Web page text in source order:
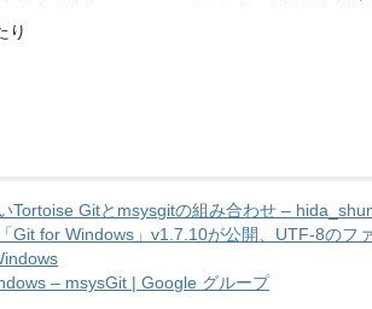
り
Tortoise Gitとmsysgitの組み合わせ –
Git for Windows」v1.7.10が公開、UTF-8のフ
– msysGit | Google グループ